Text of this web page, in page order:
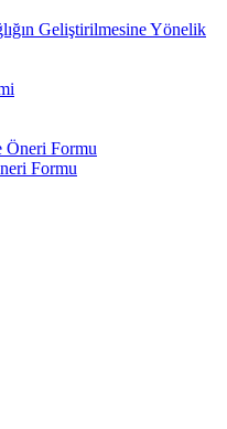
Geliştirilmesine Yönelik
Öneri Formu
Formu